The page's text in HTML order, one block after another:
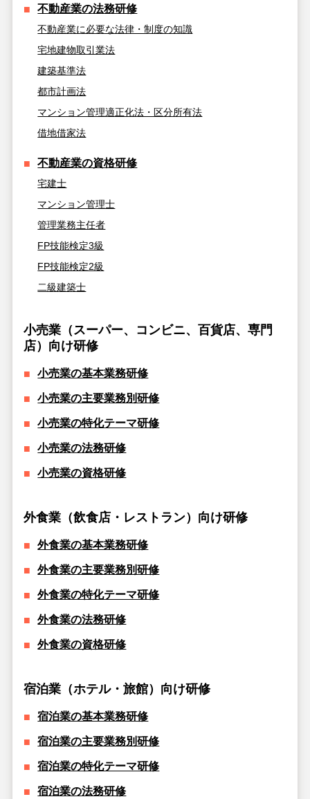
不動産業の法務研修
不動産業に必要な法律・制度の知識
宅地建物取引業法
建築基準法
都市計画法
マンション管理適正化法・区分所有法
借地借家法
不動産業の資格研修
宅建士
マンション管理士
管理業務主任者
FP技能検定3級
FP技能検定2級
二級建築士
小売業（スーパー、コンビニ、百貨店、専門
店）向け研修
小売業の基本業務研修
小売業の主要業務別研修
小売業の特化テーマ研修
小売業の法務研修
小売業の資格研修
外食業（飲食店・レストラン）向け研修
外食業の基本業務研修
外食業の主要業務別研修
外食業の特化テーマ研修
外食業の法務研修
外食業の資格研修
宿泊業（ホテル・旅館）向け研修
宿泊業の基本業務研修
宿泊業の主要業務別研修
宿泊業の特化テーマ研修
宿泊業の法務研修